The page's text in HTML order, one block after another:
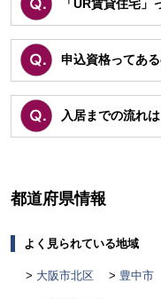
「UR賃貸住宅」
申込資格ってある
入居までの流れ
都道府県情報
よく見られている地域
大阪市北区 豊中市